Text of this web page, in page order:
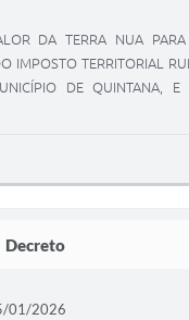
DA TERRA NUA PARA
IMPOSTO TERRITORIAL
DE QUINTANA, E
Decreto
01/2026